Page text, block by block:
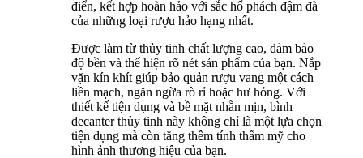
điển, kết hợp hoàn hảo với sắc hổ phách đậm đà
của những loại rượu hảo hạng nhất.
Được làm từ thủy tinh chất lượng cao, đảm bảo
độ bền và thể hiện rõ nét sản phẩm của bạn. Nắp
vặn kín khít giúp bảo quản rượu vang một cách
liền mạch, ngăn ngừa rò rỉ hoặc hư hỏng. Với
thiết kế tiện dụng và bề mặt nhẵn mịn, bình
decanter thủy tinh này không chỉ là một lựa chọn
tiện dụng mà còn tăng thêm tính thẩm mỹ cho
hình ảnh thương hiệu của bạn.